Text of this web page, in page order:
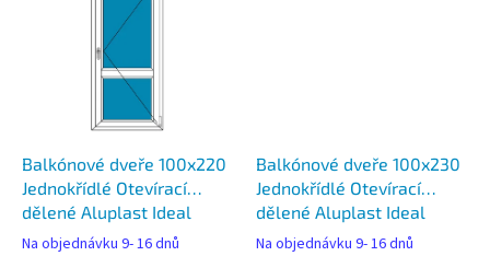
Balkónové dveře 100x220
Jednokřídlé Otevírací
dělené Aluplast Ideal
4000
Na objednávku 9- 16 dnů
Balkónové dveře 100x230
Jednokřídlé Otevírací
dělené Aluplast Ideal
4000
Na objednávku 9- 16 dnů